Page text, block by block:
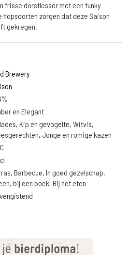
frisse dorstlesser met een funky
hopsoorten zorgen dat deze Saison
gekregen.
Brewery
en Elegant
Kip en gevogelte, Witvis,
Jonge en romige kazen
Barbecue, In goed gezelschap,
bij een boek, Bij het eten